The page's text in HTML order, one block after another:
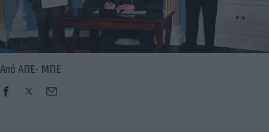
Από ΑΠΕ- ΜΠΕ